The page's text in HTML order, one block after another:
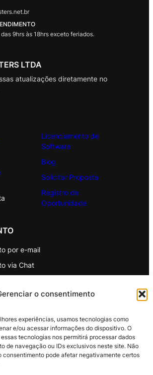
o consentimento
experiências, usamos tecnologias como
e/ou acessar informações do dispositivo. O
tecnologias nos permitirá processar dados
de navegação ou IDs exclusivos neste site. Não
consentimento pode afetar negativamente certos
9hrs às 18hrs exceto feriados.
LTDA
atualizações diretamente no
Licenciamento de
Software
Blog
Solicitar Proposta
Registro de
Oportunidade
por e-mail
via Chat
e Devoluções